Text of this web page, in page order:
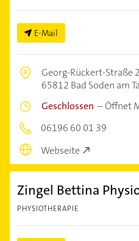
E-Mail
Georg-Rückert-Straße
65812 Bad Soden am
Geschlossen –Öffnet
06196 60 01 39
Webseite
Zingel Bettina
PHYSIOTHERAPIE